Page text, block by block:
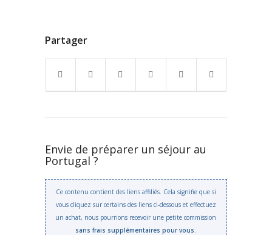
Partager
Envie de préparer un séjour au
Portugal ?
Ce contenu contient des liens affiliés. Cela signifie que si
vous cliquez sur certains des liens ci-dessous et effectuez
un achat, nous pourrions recevoir une petite commission
sans frais supplémentaires pour vous.